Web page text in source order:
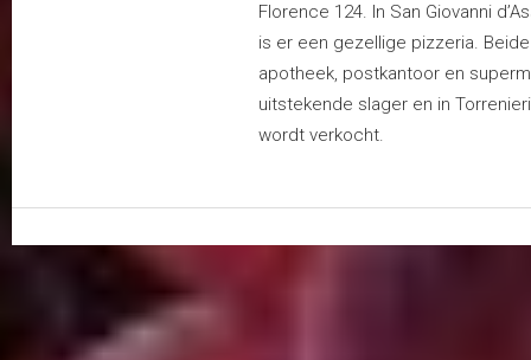
Florence 124. In San Giovanni
is er een gezellige pizzeria.
apotheek, postkantoor en
uitstekende slager en in
wordt verkocht.